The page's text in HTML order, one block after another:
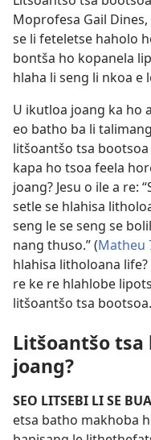
Moprofesa Gail
se li feteletse haholo
bontša ho kopanela
hlaha li seng li nkoa e
U ikutloa joang ka ho
eo batho ba li
litšoantšo tsa
kapa ho tsoa feela
joang? Jesu o ile a re:
setle se hlahisa
seng le se seng se
nang thuso.” (Matheu
hlahisa litholoana
re ke re hlahlobe
litšoantšo tsa bootsoa.
Litšoantšo
joang?
SEO LITSEBI LI SE
etsa batho makhoba